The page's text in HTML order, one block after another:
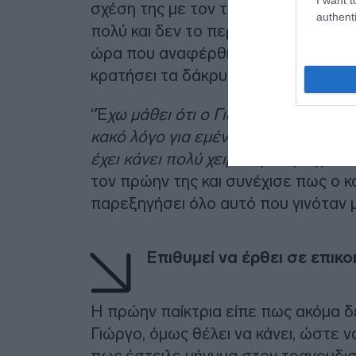
σχέση της με τον τραγουδιστή,
πολύ και δεν το περίμενε μετά από
ώρα που αναφέρθηκε στον πρώην
κρατήσει τα δάκρυα της.
“Έχω μάθει ότι ο Γιώργος με έχει
κακό λόγο για εμένα.
έχει κάνει πολύ χειρότερα πράγματα
τον πρώην της και συνέχισε πως ο
παρεξηγήσει όλο αυτό που γινόταν
Επιθυμεί να έρθει σε
Η πρώην παίκτρια είπε πως ακόμα
Γιώργο, όμως θέλει να κάνει, ώστε